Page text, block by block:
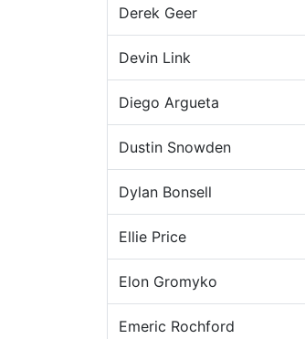
Derek Geer
Devin Link
Diego Argueta
Dustin Snowden
Dylan Bonsell
Ellie Price
Elon Gromyko
Emeric Rochford